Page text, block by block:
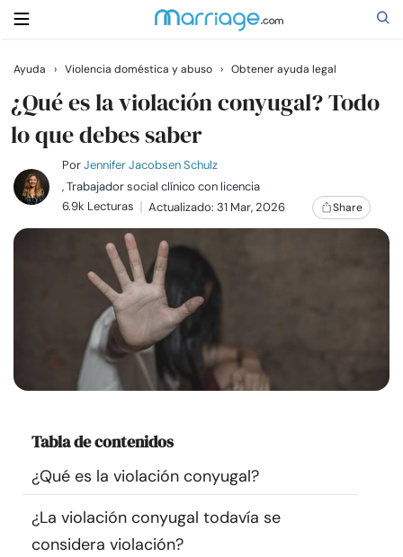
Buscar
Casarse
Relaciones
Cursos
Comunidad
Encuentra un terapeuta
Ayuda › Violencia doméstica y abuso › Obtener ayuda legal
¿Qué es la violación conyugal? Todo
lo que debes saber
PorJennifer Jacobsen Schulz
, Trabajador social clínico con licencia
6.9k Lecturas
Actualizado: 31 Mar, 2026 Share
Tabla de contenidos
¿Qué es la violación conyugal?
¿La violación conyugal todavía se
considera violación?